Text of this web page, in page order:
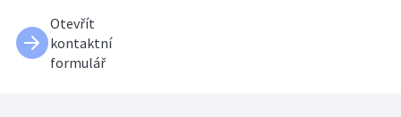
Otevřít
kontaktní
formulář